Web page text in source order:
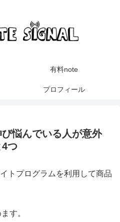
有料note
プロフィール
悩んでいる人が意外
つ
トプログラムを利用して商品
す。